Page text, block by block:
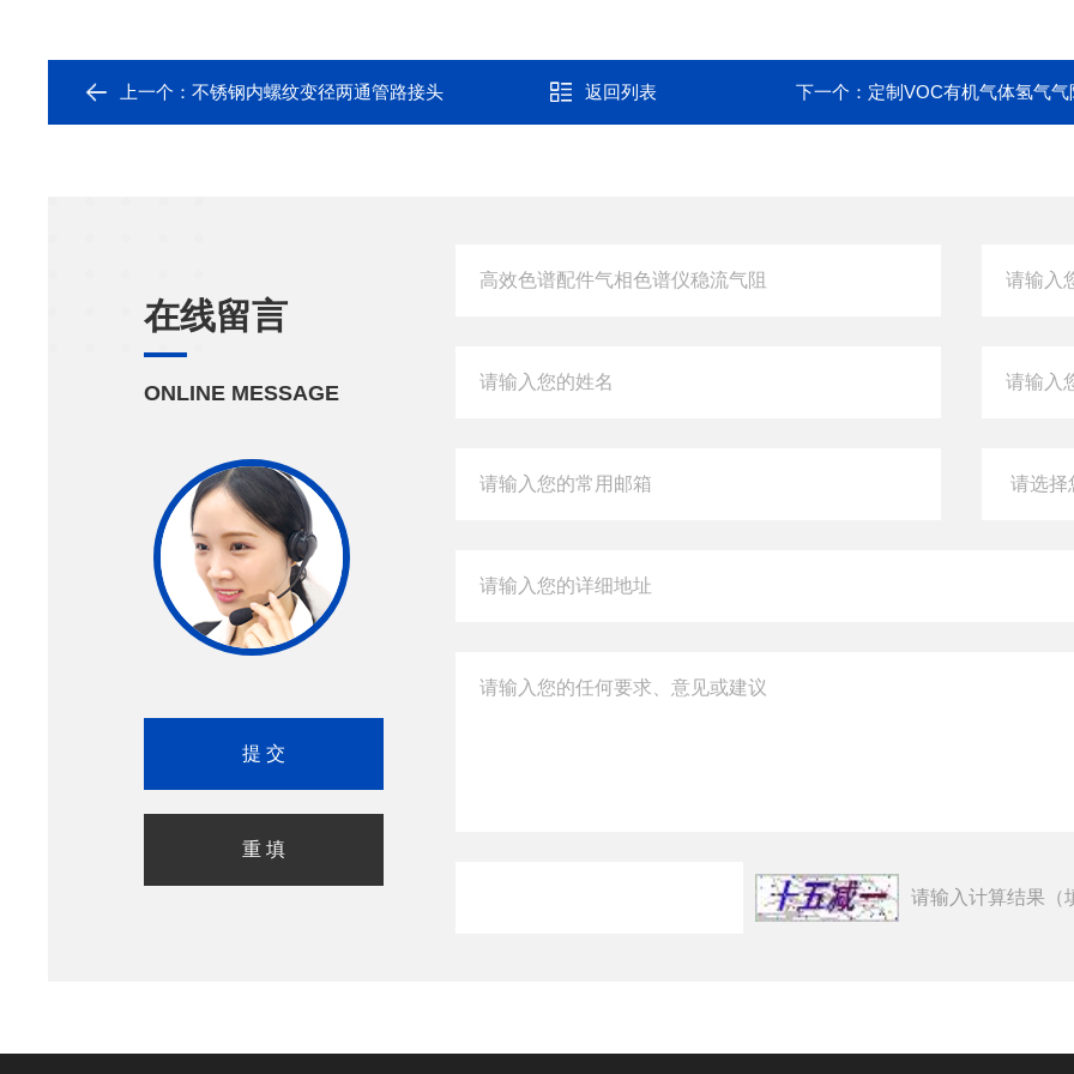
上一个： 不锈钢内螺纹变径两通管路接头 返回列表 下一个： 定制VOC有机气体氢气气
在线留言
ONLINE MESSAGE
请输入计算结果（